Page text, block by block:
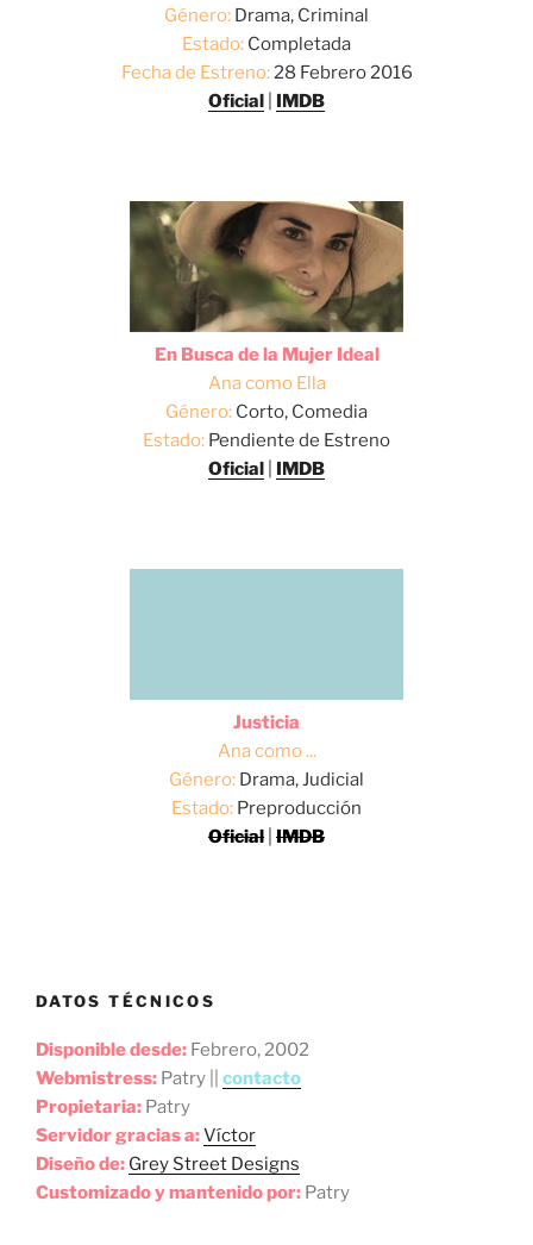
Género: Drama, Criminal
Estado: Completada
Fecha de Estreno:28 Febrero 2016
Oficial
IMDB
En Busca de la Mujer Ideal
Ana como Ella
Género: Corto, Comedia
Estado: Pendiente de Estreno
Oficial
IMDB
Justicia
Ana como ...
Género: Drama, Judicial
Estado: Preproducción
Oficial IMDB
DATOS TÉCNICOS
Disponible desde: Febrero, 2002
Webmistress: Patry || contacto
Propietaria: Patry
Servidor gracias a:Víctor
Diseño de: Grey Street Designs
Customizado y mantenido por: Patry